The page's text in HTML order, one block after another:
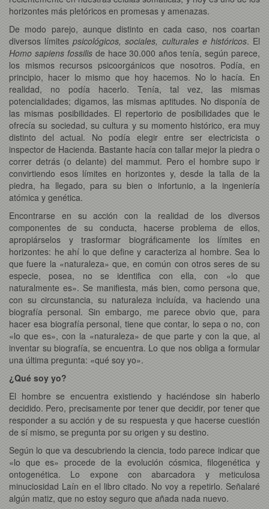
horizontes más pletóricos en promesas y amenazas.
De modo parejo, aunque distinto en cada caso, nos coartan
diversos límitespsicológicos, sociales, culturales e históricos. El
Homo sapiens fossilis de hace 30.000 años tenía, según parece,
los mismos recursos psicoorgánicos que nosotros. Podía, en
principio, hacer lo mismo que hoy hacemos. No lo hacía. En
realidad, no podía hacerlo. Tenía, tal vez, las mismas
potencialidades; digamos, las mismas aptitudes. No disponía de
las mismas posibilidades. El repertorio de posibilidades que le
ofrecía su sociedad, su cultura y su momento histórico, era muy
distinto del actual. No podía elegir entre ser electricista o
inspector de Hacienda. Bastante hacía con tallar mejor la piedra o
correr detrás (o delante) del mammut. Pero el hombre supo ir
convirtiendo esos límites en horizontes y, desde la talla de la
piedra, ha llegado, para su bien o infortunio, a la ingeniería
atómica y genética.
Encontrarse en su acción con la realidad de los diversos
componentes de su conducta, hacerse problema de ellos,
apropiárselos y trasformar biográficamente los límites en
horizontes: he ahí lo que define y caracteriza al hombre. Sea lo
que fuere la «naturaleza» que, en común con otros seres de su
especie, posea, no se identifica con ella, con «lo que
naturalmente es». Se manifiesta, más bien, como persona que,
con su circunstancia, su naturaleza incluída, va haciendo una
biografía personal. Sin embargo, me parece obvio que, para
hacer esa biografía personal, tiene que contar, lo sepa o no, con
«lo que es», con la «naturaleza» de que parte y con la que, al
inventar su biografía, se encuentra. Lo que nos obliga a formular
una última pregunta: «qué soy yo».
¿Qué soy yo?
El hombre se encuentra existiendo y haciéndose sin haberlo
decidido. Pero, precisamente por tener que decidir, por tener que
responder a su acción y de su respuesta y que hacerse cuestión
de sí mismo, se pregunta por su origen y su destino.
Según lo que va descubriendo la ciencia, todo parece indicar que
«lo que es» procede de la evolución cósmica, filogenética y
ontogenética. Lo expone con abarcadora y meticulosa
minuciosidad Laín en el libro citado. No voy a repetirlo. Señalaré
algún matiz, que no estoy seguro que añada nada nuevo.